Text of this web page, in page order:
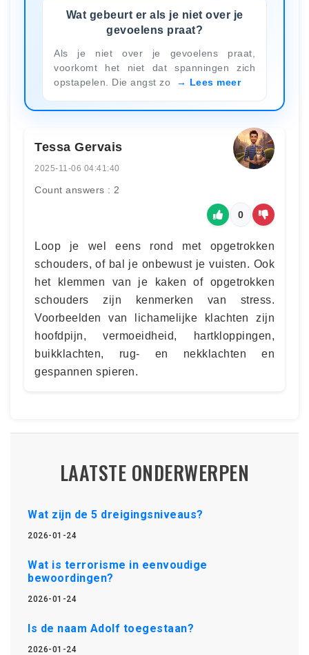
Wat gebeurt er als je niet over je
gevoelens praat?
Als je niet over je gevoelens praat,
voorkomt het niet dat spanningen zich
opstapelen. Die angst zo
Lees meer
Tessa Gervais
2025-11-06 04:41:40
Count answers : 2
0
Loop je wel eens rond met opgetrokken
schouders, of bal je onbewust je vuisten. Ook
het klemmen van je kaken of opgetrokken
schouders zijn kenmerken van stress.
Voorbeelden van lichamelijke klachten zijn
hoofdpijn, vermoeidheid, hartkloppingen,
buikklachten, rug- en nekklachten en
gespannen spieren.
LAATSTE ONDERWERPEN
Wat zijn de 5 dreigingsniveaus?
2026-01-24
Wat is terrorisme in eenvoudige
bewoordingen?
2026-01-24
Is de naam Adolf toegestaan?
2026-01-24